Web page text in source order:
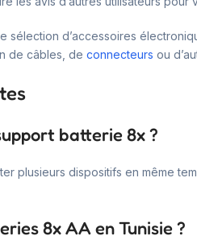
sélection d’accessoires
de câbles, de connecteurs ou
batterie 8x ?
plusieurs dispositifs en même
8x AA en Tunisie ?